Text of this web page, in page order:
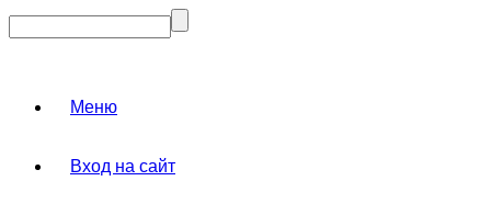
Меню
Вход на сайт